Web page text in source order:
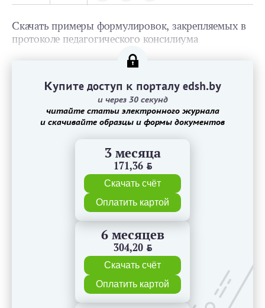
Скачать примеры формулировок, закрепляемых в
протоколе педагогического консилиума
Купите доступ к порталу edsh.by
и через 30 секунд
читайте статьи электронного журнала
и скачивайте образцы и формы документов
3 месяца
171,36 BYN
Скачать счёт
Оплатить картой
6 месяцев
304,20 BYN
Скачать счёт
Оплатить картой